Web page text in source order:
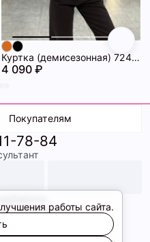
Куртка (демисезонная) 72462069\1013
4 090 ₽
Покупателям
Доставка
оплаты
78-84
cookie
работы сайта.